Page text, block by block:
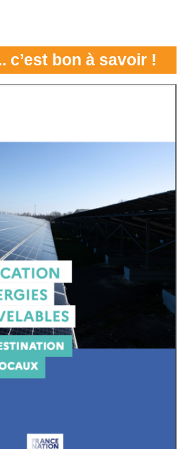
c’est bon à savoir !